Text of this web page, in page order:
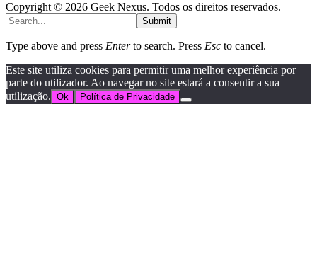
Copyright © 2026 Geek Nexus. Todos os direitos reservados.
Submit
Type above and press Enterto search. Press Esc to cancel.
Este site utiliza cookies para permitir uma melhor experiência por
parte do utilizador. Ao navegar no site estará a consentir a sua
utilização. Ok Política de Privacidade